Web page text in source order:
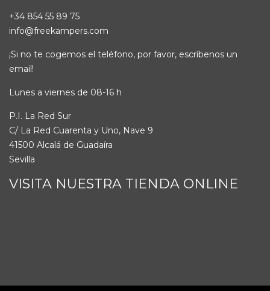
+34 854 55 89 75
info@freekampers.com
¡Si no te cogemos el teléfono, por favor, escríbenos un
email!
Lunes a viernes de 08-16 h
P.I. La Red Sur
C/ La Red Cuarenta y Uno, Nave 9
41500 Alcalá de Guadaíra
Sevilla
VISITA NUESTRA TIENDA ONLINE